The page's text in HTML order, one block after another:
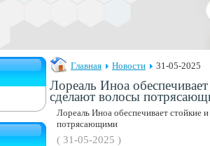
Главная Новости 31-05-2025
Лореаль Иноа
сделают волосы
Лореаль Иноа обеспечивает стойкие
потрясающими
( 31-05-2025 )